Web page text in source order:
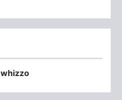
whizzo